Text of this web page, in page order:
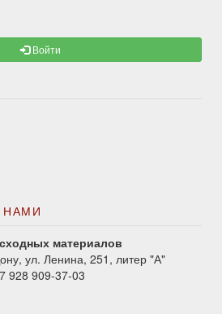
Войти
НАМИ
материалов
ул. Ленина, 251, литер "А"
928 909-37-03